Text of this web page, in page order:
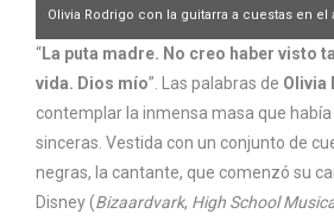
Olivia Rodrigo con la guitarra a cuestas en
Argentina. (Foto: Ignacio Arnedo)
“La puta madre. No creo haber visto
vida. Dios mío”. Las palabras de Olivia
contemplar la inmensa masa que
sinceras. Vestida con un conjunto de
negras, la cantante, que comenzó su
Disney (Bizaardvark, High School